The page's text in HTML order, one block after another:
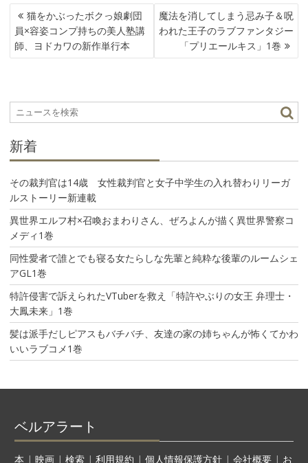
投
稿
ナ
ビ
シ
ョ
猫をかぶったボクっ娘劇団
員×容姿コンプ持ちの美人塾講
師、ヨドカワの新作単行本
魔法を消してしまう忌み子＆呪
われた王子のラブファンタジー
「プリエールキス」1巻
新着
その裁判官は14歳 女性裁判官と女子中学生の入れ替わりリーガ
ルストーリー新連載
異世界エルフ村×召喚おまわりさん、ぜろよんが描く異世界警察コ
メディ1巻
同性愛者で誰とでも寝る女たらしな先輩と純粋な後輩のルームシェ
アGL1巻
特許侵害で訴えられたVTuberを救え「特許やぶりの女王 弁理士・
大鳳未来」1巻
髪は派手だしピアスもバチバチ、友達の家の姉ちゃんが怖くてかわ
いいラブコメ1巻
ベルアラート
本 | 映画| 検索| 利用規約 | 個人情報保護方針| 会社概要| お